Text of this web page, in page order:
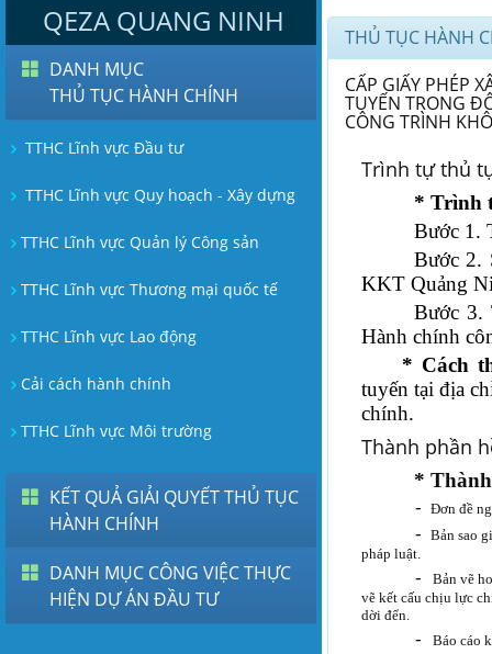
QEZA QUANG NINH
DANH MỤC
THỦ TỤC HÀNH CHÍNH
TTHC Lĩnh vực Đầu tư
TTHC Lĩnh vực Quy hoạch - Xây dựng
TTHC Lĩnh vực Quản lý Công sản
TTHC Lĩnh vực Thương mại quốc tế
TTHC Lĩnh vực Lao động
Cải cách hành chính
TTHC Lĩnh vực Môi trường
KẾT QUẢ GIẢI QUYẾT THỦ TỤC
HÀNH CHÍNH
DANH MỤC CÔNG VIỆC THỰC
HIỆN DỰ ÁN ĐẦU TƯ
THỦ TỤC HÀNH
CẤP GIẤY PHÉP
TUYẾN TRONG
CÔNG TRÌNH
Trình tự thủ
* Trình
Bước 1.
Bước 2.
KKT Quảng
Bước 3.
Hành chính
* Cách
tuyến tại địa
chính.
Thành phần
*
- Đơn đề
- Bản sao
pháp luật.
-
Bản vẽ
vẽ kết cấu chịu lực
dời đển.
- Báo cáo